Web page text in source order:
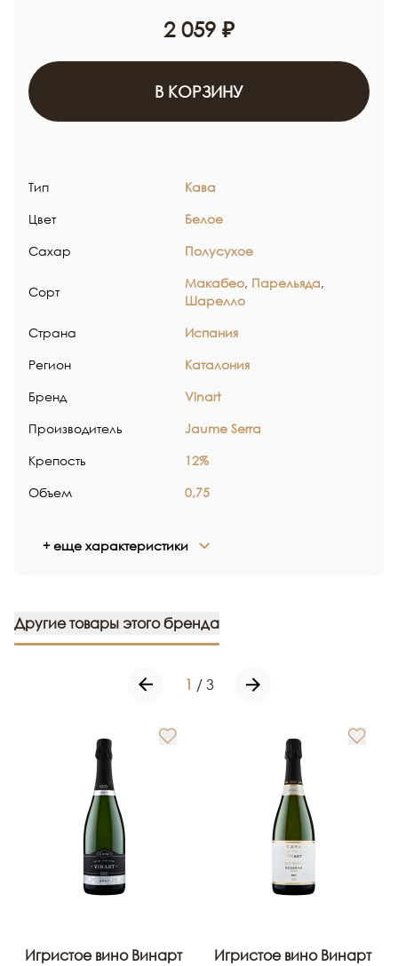
2 059 ₽
В КОРЗИНУ
Тип Кава
Цвет Белое
Сахар Полусухое
Сорт
Макабео, Парельяда,
Шарелло
Страна Испания
Регион Каталония
Бренд Vinart
Производитель Jaume Serra
Крепость 12%
Объем 0,75
+ еще характеристики
Другие товары этого бренда
1 / 3
Игристое вино Винарт
Игристое вино Винарт